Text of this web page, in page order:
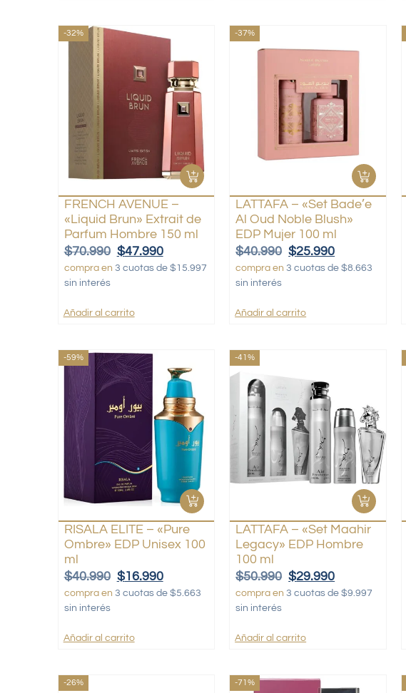
-32%
FRENCH AVENUE –
«Liquid Brun» Extrait de
Parfum Hombre 150 ml
$70.990 $47.990
compra en 3 cuotas de $15.997
sin interés
Añadir al carrito
-37%
LATTAFA – «Set Bade’e
Al Oud Noble Blush»
EDP Mujer 100 ml
$40.990 $25.990
compra en 3 cuotas de $8.663
sin interés
Añadir al carrito
-59%
RISALA ELITE – «Pure
Ombre» EDP Unisex 100
ml
$40.990 $16.990
compra en 3 cuotas de $5.663
sin interés
Añadir al carrito
-41%
LATTAFA – «Set Maahir
Legacy» EDP Hombre
100 ml
$50.990 $29.990
compra en 3 cuotas de $9.997
sin interés
Añadir al carrito
-26% -71%